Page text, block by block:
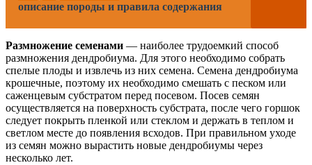
описание породы и правила содержания
Размножение семенами — наиболее трудоемкий способ
размножения дендробиума. Для этого необходимо собрать
спелые плоды и извлечь из них семена. Семена дендробиума
крошечные, поэтому их необходимо смешать с песком или
саженцевым субстратом перед посевом. Посев семян
осуществляется на поверхность субстрата, после чего горшок
следует покрыть пленкой или стеклом и держать в теплом и
светлом месте до появления всходов. При правильном уходе
из семян можно вырастить новые дендробиумы через
несколько лет.